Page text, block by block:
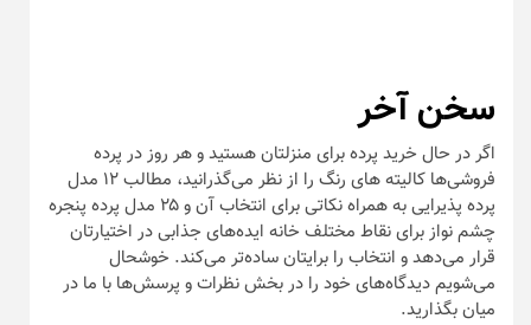
سخن آخر
اگر در حال خرید پرده برای منزلتان هستید و هر روز در پرده
فروشی‌ها کالیته های رنگ را از نظر می‌گذرانید، مطالب ۱۲ مدل
پرده پذیرایی به همراه نکاتی برای انتخاب آن و ۲۵ مدل پرده پنجره
چشم نواز برای نقاط مختلف خانه ایده‌های جذابی در اختیارتان
قرار می‌دهد و انتخاب را برایتان ساده‌تر می‌کند. خوشحال
می‌شویم دیدگاه‌های خود را در بخش نظرات و پرسش‌ها با ما در
میان بگذارید.